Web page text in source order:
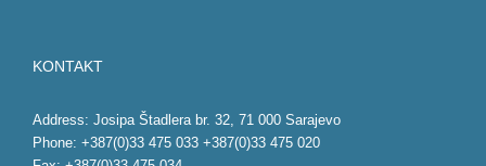
KONTAKT
Address: Josipa Štadlera br. 32, 71 000 Sarajevo
Phone: +387(0)33 475 033 +387(0)33 475 020